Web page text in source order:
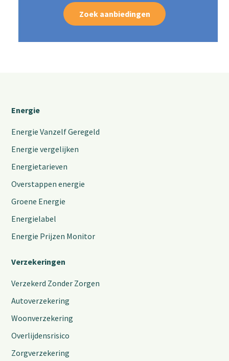
Zoek aanbiedingen
Energie
Energie Vanzelf Geregeld
Energie vergelijken
Energietarieven
Overstappen energie
Groene Energie
Energielabel
Energie Prijzen Monitor
Verzekeringen
Verzekerd Zonder Zorgen
Autoverzekering
Woonverzekering
Overlijdensrisico
Zorgverzekering